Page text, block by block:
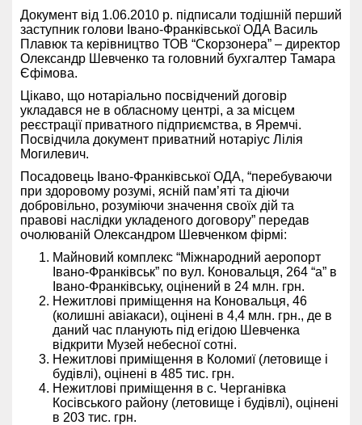
Документ від 1.06.2010 р. підписали тодішній перший
заступник голови Івано-Франківської ОДА Василь
Плавюк та керівництво ТОВ “Скорзонера” – директор
Олександр Шевченко та головний бухгалтер Тамара
Єфімова.
Цікаво, що нотаріально посвідчений договір
укладався не в обласному центрі, а за місцем
реєстрації приватного підприємства, в Яремчі.
Посвідчила документ приватний нотаріус Лілія
Могилевич.
Посадовець Івано-Франківської ОДА, “перебуваючи
при здоровому розумі, ясній пам’яті та діючи
добровільно, розуміючи значення своїх дій та
правові наслідки укладеного договору” передав
очолюваній Олександром Шевченком фірмі:
Майновий комплекс “Міжнародний аеропорт
Івано-Франківськ” по вул. Коновальця, 264 “а” в
Івано-Франківську, оцінений в 24 млн. грн.
Нежитлові приміщення на Коновальця, 46
(колишні авіакаси), оцінені в 4,4 млн. грн., де в
даний час планують під егідою Шевченка
відкрити Музей небесної сотні.
Нежитлові приміщення в Коломиї (летовище і
будівлі), оцінені в 485 тис. грн.
Нежитлові приміщення в с. Черганівка
Косівського району (летовище і будівлі), оцінені
в 203 тис. грн.